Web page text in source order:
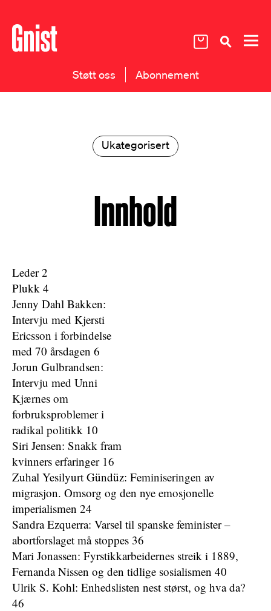
Støtt oss Abonnement
Ukategorisert
Innhold
Leder 2
Plukk 4
Jenny Dahl Bakken:
Intervju med Kjersti
Ericsson i forbindelse
med 70 årsdagen 6
Jorun Gulbrandsen:
Intervju med Unni
Kjærnes om
forbruksproblemer i
radikal politikk 10
Siri Jensen: Snakk fram
kvinners erfaringer 16
Zuhal Yesilyurt Gündüz: Feminiseringen av
migrasjon. Omsorg og den nye emosjonelle
imperialismen 24
Sandra Ezquerra: Varsel til spanske feminister –
abortforslaget må stoppes 36
Mari Jonassen: Fyrstikkarbeidernes streik i 1889,
Fernanda Nissen og den tidlige sosialismen 40
Ulrik S. Kohl: Enhedslisten nest størst, og hva da?
46